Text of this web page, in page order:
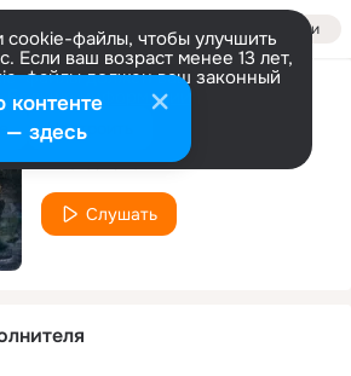
Войти
файлы, чтобы улучшить
Если ваш возраст менее 13 лет,
файлы должен ваш законный
Больше информации
Настроить
Bluthgeld
Whoresnation
Слушать
— здесь